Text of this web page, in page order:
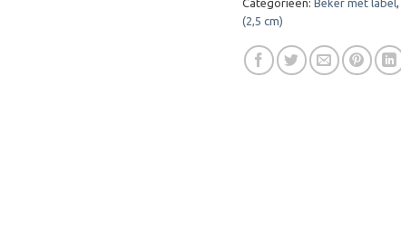
(2,5 cm)